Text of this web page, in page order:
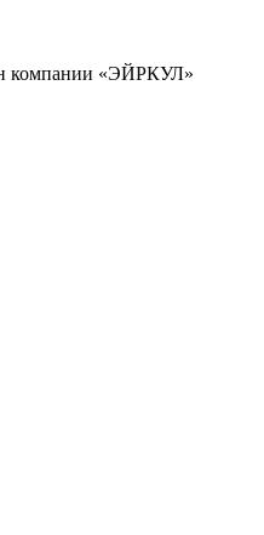
компании «ЭЙРКУЛ»